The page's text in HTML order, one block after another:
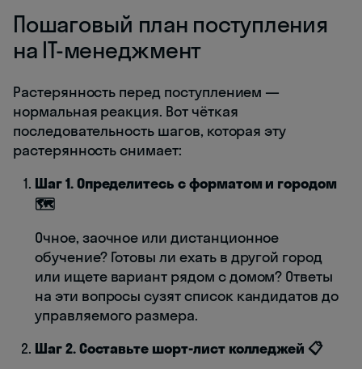
Пошаговый план поступления
на IT-менеджмент
Растерянность перед поступлением —
нормальная реакция. Вот чёткая
последовательность шагов, которая эту
растерянность снимает:
Шаг 1. Определитесь с форматом и городом
🗺️
Очное, заочное или дистанционное
обучение? Готовы ли ехать в другой город
или ищете вариант рядом с домом? Ответы
на эти вопросы сузят список кандидатов до
управляемого размера.
Шаг 2. Составьте шорт-лист колледжей 📋